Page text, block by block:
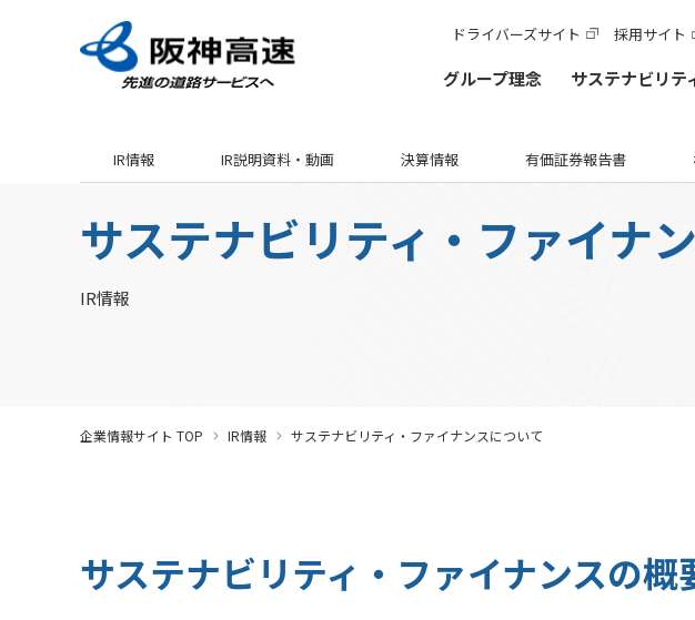
グループ理念 サステナビリテ
ドライバーズサイト 採用サイト
グループ理念 カテゴリTOP
サステナビリティ カテゴリTOP
阪神高速グループのサステナビリティ
サステナビリティニュース
社会貢献活動（助成）
未来(あす)へのチャレンジプロジェクト
サ
企業・グループ情報 カテゴリTOP
会社概要・組織
企業概要
新技術の募集
安全・安心・快適への取り組み カテゴリTOP
～つないで
IR情報 カテゴリTOP
最新IR資料
IR説明資料
決算情報
その他のIR情報
道路建設関係債務の状況
入札契約情報 カテゴリTOP
発注見通し・入札情報
入札公告
競争参加資格 実施内容・各種データ
入札監視委員会
IR情報 IR説明資料・動画 決算情報 有価証券報告書
サステナビリティ・ファイナ
IR情報
企業情報サイト TOP IR情報 サステナビリティ・ファイナンスについて
サステナビリティ・ファイナンスの概